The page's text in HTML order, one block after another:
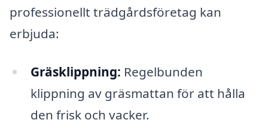
professionellt trädgårdsföretag kan
erbjuda:
Gräsklippning: Regelbunden
klippning av gräsmattan för att hålla
den frisk och vacker.